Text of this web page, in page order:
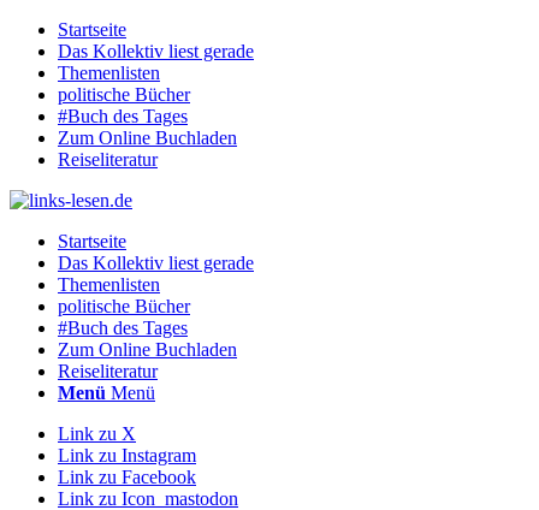
Startseite
Das Kollektiv liest gerade
Themenlisten
politische Bücher
#Buch des Tages
Zum Online Buchladen
Reiseliteratur
Startseite
Das Kollektiv liest gerade
Themenlisten
politische Bücher
#Buch des Tages
Zum Online Buchladen
Reiseliteratur
Menü Menü
Link zu X
Link zu Instagram
Link zu Facebook
Link zu Icon_mastodon